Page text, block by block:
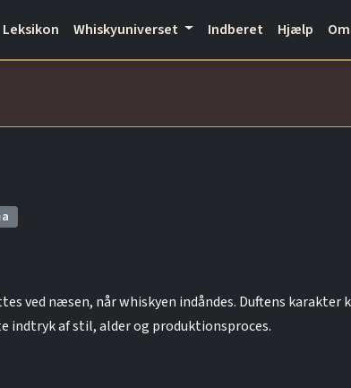
Leksikon Whiskyuniverset Indberet Hjælp Om
ved næsen, når whiskyen indåndes. Duftens
indtryk af stil, alder og produktionsproces.